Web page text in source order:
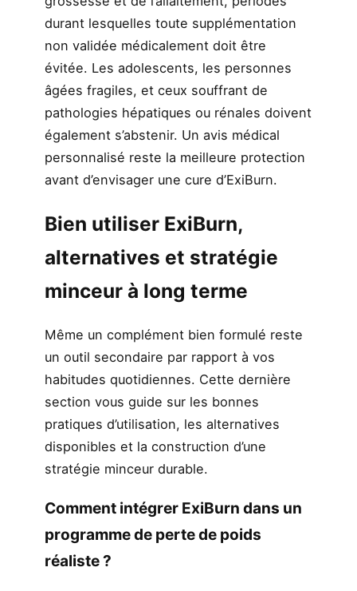
durant lesquelles toute supplémentation
non validée médicalement doit être
évitée. Les adolescents, les personnes
âgées fragiles, et ceux souffrant de
pathologies hépatiques ou rénales doivent
également s’abstenir. Un avis médical
personnalisé reste la meilleure protection
avant d’envisager une cure d’ExiBurn.
Bien utiliser ExiBurn,
alternatives et stratégie
minceur à long terme
Même un complément bien formulé reste
un outil secondaire par rapport à vos
habitudes quotidiennes. Cette dernière
section vous guide sur les bonnes
pratiques d’utilisation, les alternatives
disponibles et la construction d’une
stratégie minceur durable.
Comment intégrer ExiBurn dans un
programme de perte de poids
réaliste ?